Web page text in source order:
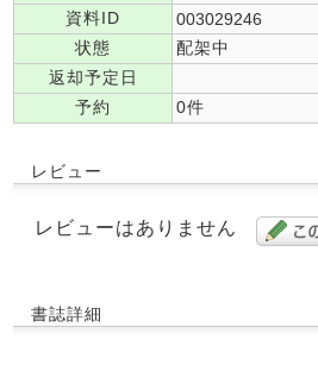
資料ID
003029246
状態
配架中
返却予定日
予約
0件
レビュー
レビューはありません
書誌詳細